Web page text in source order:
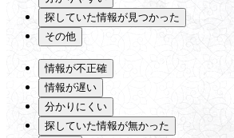
探していた情報が見つかった
その他
情報が不正確
情報が遅い
分かりにくい
探していた情報が無かった